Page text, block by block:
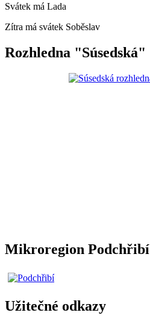
Svátek má Lada
Zítra má svátek Soběslav
Rozhledna "Súsedská"
Mikroregion Podchřibí
Užitečné odkazy